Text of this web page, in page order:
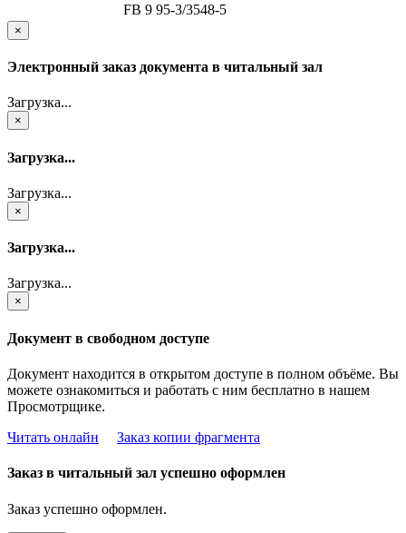
FB 9 95-3/3548-5
×
Электронный заказ документа в читальный зал
Загрузка...
×
Загрузка...
Загрузка...
×
Загрузка...
Загрузка...
×
Документ в свободном доступе
Документ находится в открытом доступе в полном объёме. Вы
можете ознакомиться и работать с ним бесплатно в нашем
Просмотрщике.
Читать онлайн
Заказ копии фрагмента
Заказ в читальный зал успешно оформлен
Заказ успешно оформлен.